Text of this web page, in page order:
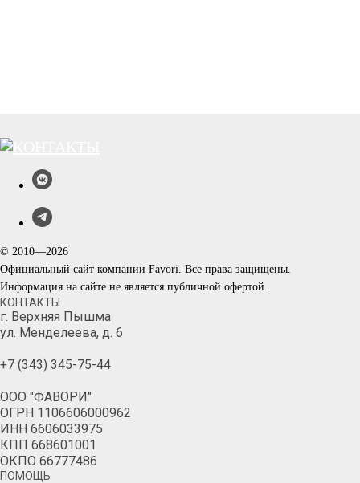
© 2010—2026
Официальный сайт компании Favori. Все права защищены.
Информация на сайте не является публичной офертой.
КОНТАКТЫ
г. Верхняя Пышма
ул. Менделеева, д. 6
+7 (343) 345-75-44
ООО "ФАВОРИ"
ОГРН 1106606000962
ИНН 6606033975
КПП 668601001
ОКПО 66777486
ПОМОЩЬ